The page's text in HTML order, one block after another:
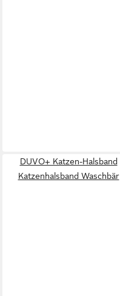
DUVO+ Katzen-Halsband
Katzenhalsband Waschbär